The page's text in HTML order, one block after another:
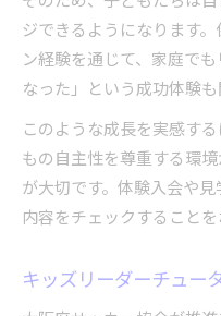
ジできるようになります
ン経験を通じて、家庭で
なった」という成功体験も
このような成長を実感す
もの自主性を尊重する環
が大切です。体験入会や
内容をチェックすることを
キッズリーダーチュー